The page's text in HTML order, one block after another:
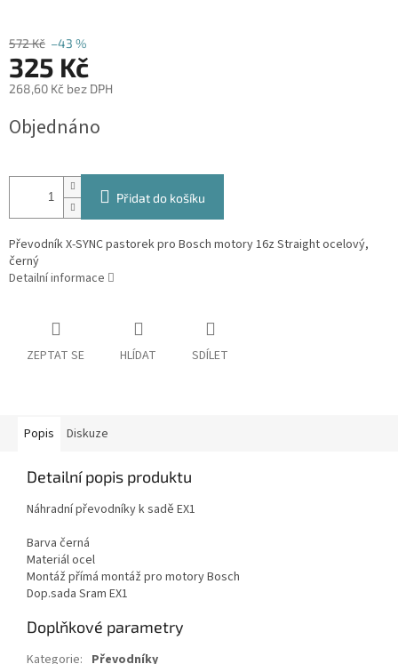
572 Kč –43 %
325 Kč
268,60 Kč bez DPH
cena:
Objednáno
Přidat do košíku
Převodník X-SYNC pastorek pro Bosch motory 16z Straight ocelový,
černý
Detailní informace
ZEPTAT SE HLÍDAT SDÍLET
Popis Diskuze
Detailní popis produktu
Náhradní převodníky k sadě EX1
Barva černá
Materiál ocel
Montáž přímá montáž pro motory Bosch
Dop.sada Sram EX1
Doplňkové parametry
Kategorie: Převodníky